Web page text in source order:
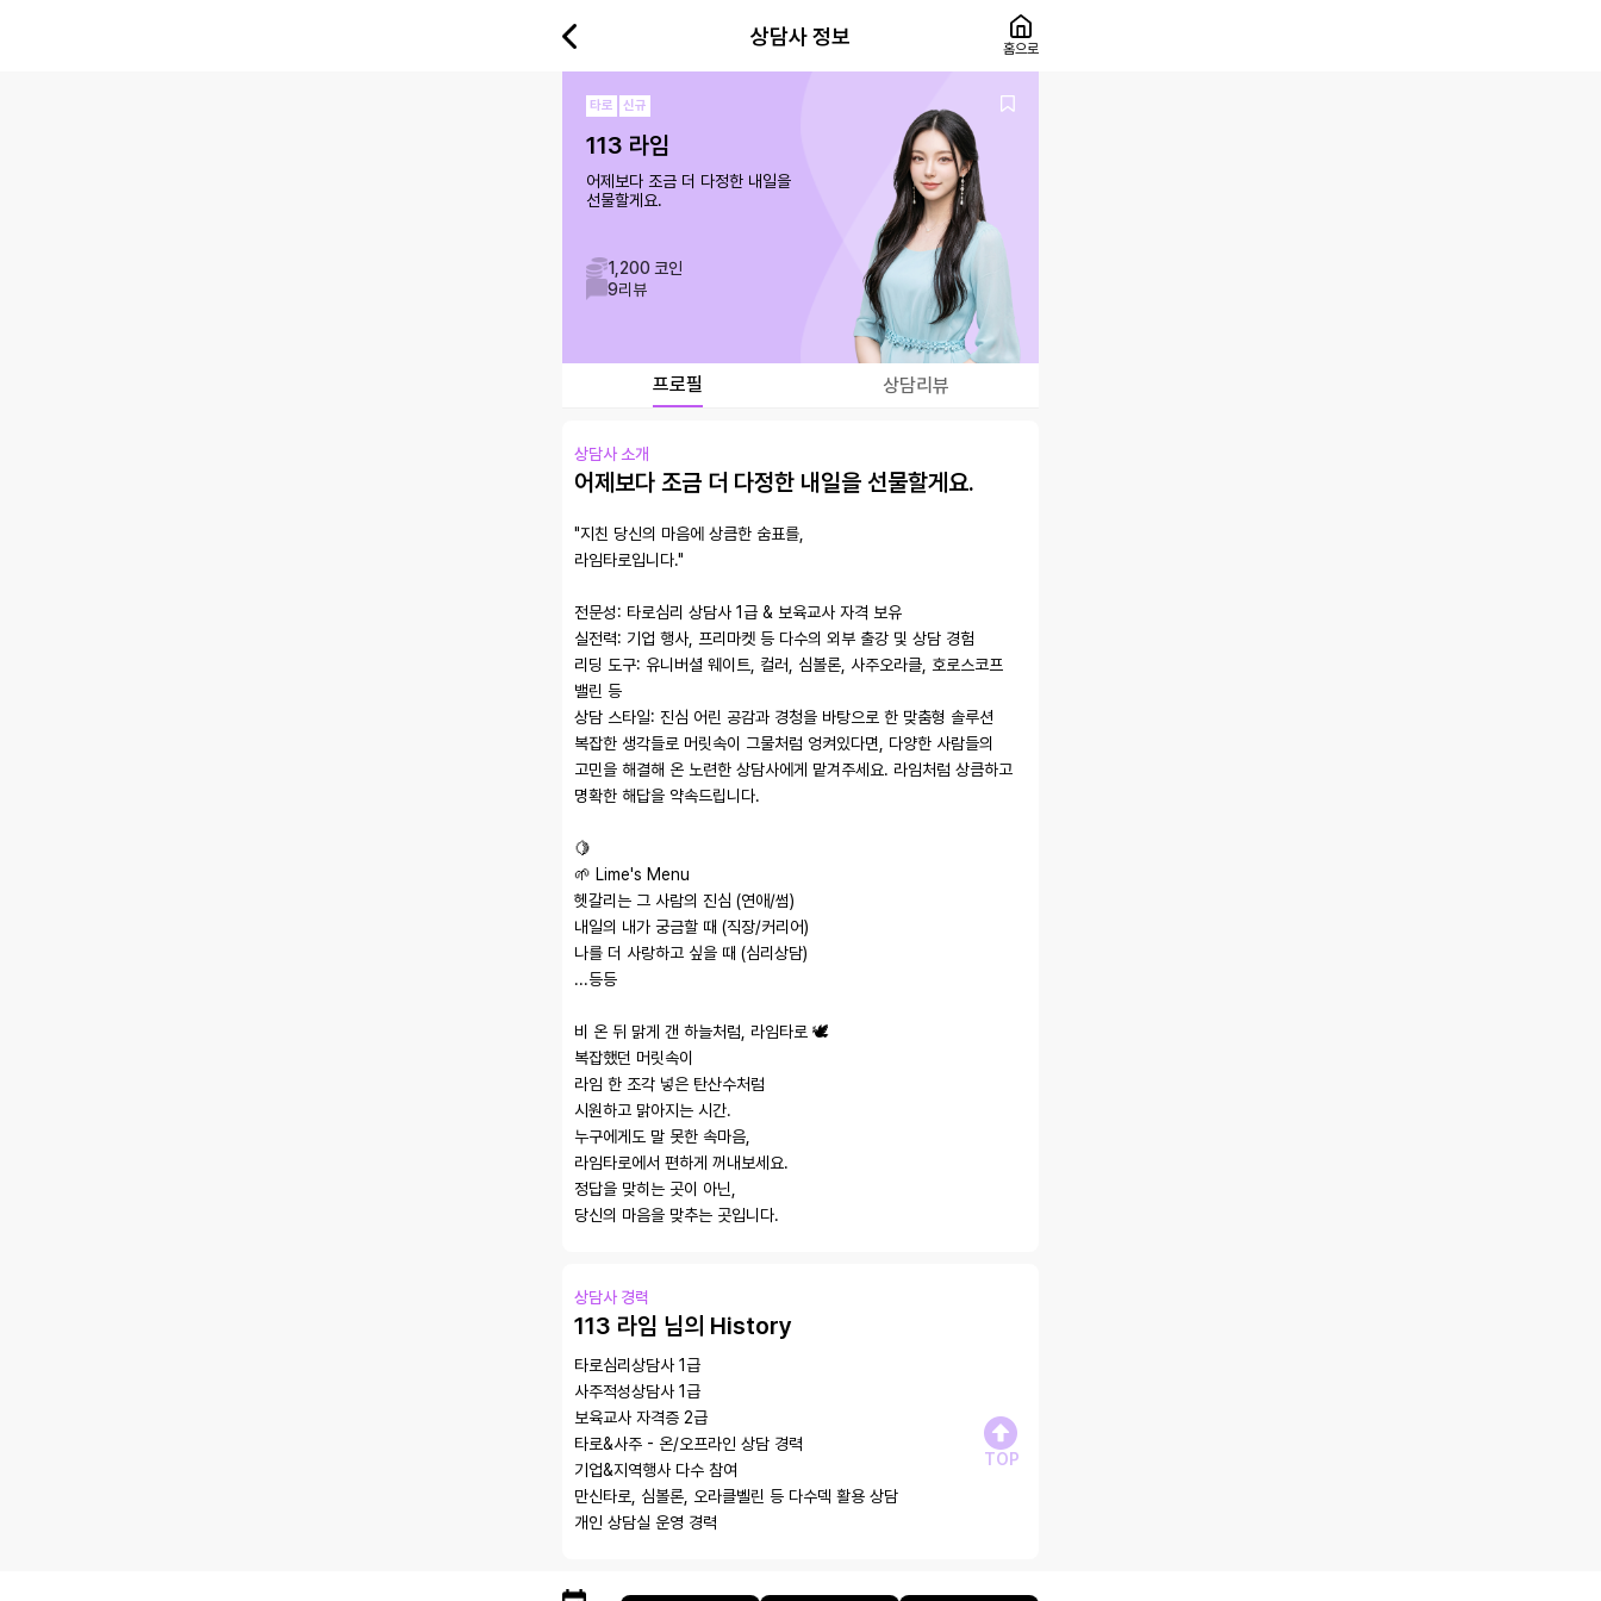
상담사 정보
홈으로
타로 신규
113 라임
어제보다 조금 더 다정한 내일을
선물할게요.
1,200 코인
9리뷰
프로필 상담리뷰
상담사 소개
어제보다 조금 더 다정한 내일을 선물할게요.
"지친 당신의 마음에 상큼한 숨표를,
라임타로입니다."
전문성: 타로심리 상담사 1급 & 보육교사 자격 보유
실전력: 기업 행사, 프리마켓 등 다수의 외부 출강 및 상담 경험
리딩 도구: 유니버셜 웨이트, 컬러, 심볼론, 사주오라클, 호로스코프
밸린 등
상담 스타일: 진심 어린 공감과 경청을 바탕으로 한 맞춤형 솔루션
복잡한 생각들로 머릿속이 그물처럼 엉켜있다면, 다양한 사람들의
고민을 해결해 온 노련한 상담사에게 맡겨주세요. 라임처럼 상큼하고
명확한 해답을 약속드립니다.
🍋
🌱 Lime's Menu
헷갈리는 그 사람의 진심 (연애/썸)
내일의 내가 궁금할 때 (직장/커리어)
나를 더 사랑하고 싶을 때 (심리상담)
...등등
비 온 뒤 맑게 갠 하늘처럼, 라임타로 🕊️
복잡했던 머릿속이
라임 한 조각 넣은 탄산수처럼
시원하고 맑아지는 시간.
누구에게도 말 못한 속마음,
라임타로에서 편하게 꺼내보세요.
정답을 맞히는 곳이 아닌,
당신의 마음을 맞추는 곳입니다.
상담사 경력
113 라임 님의 History
타로심리상담사 1급
사주적성상담사 1급
보육교사 자격증 2급
타로&사주 - 온/오프라인 상담 경력
기업&지역행사 다수 참여
만신타로, 심볼론, 오라클벨린 등 다수덱 활용 상담
개인 상담실 운영 경력
TOP